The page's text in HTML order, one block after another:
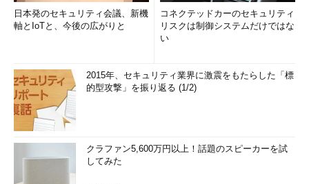
日本発のセキュリティ会議、新機
軸とIoTと、今後の広がりと
コネクテッドカーのセキュリティ
リスクは制御システムだけではな
い
2015年、セキュリティ業界に激震をもたらした「標
的型攻撃」を振り返る (1/2)
クラファン5,600万円以上！話題のスピーカーを試
してみた